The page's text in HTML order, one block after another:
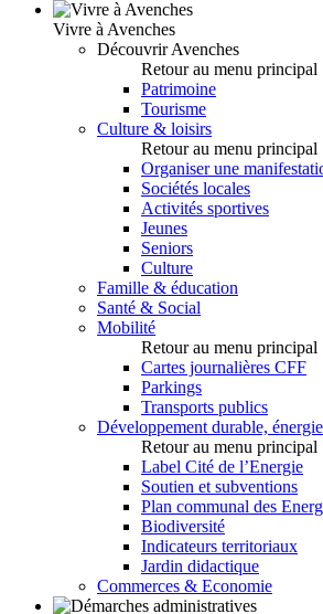
Vivre à Avenches
Découvrir Avenches
Retour au menu principal
Patrimoine
Tourisme
Culture & loisirs
Retour au menu principal
Organiser une
Sociétés locales
Activités sportives
Jeunes
Seniors
Culture
Famille & éducation
Santé & Social
Mobilité
Retour au menu principal
Cartes journalières CFF
Parkings
Transports publics
Développement durable,
Retour au menu principal
Label Cité de l’Energie
Soutien et subventions
Plan communal des
Biodiversité
Indicateurs territoriaux
Jardin didactique
Commerces & Economie